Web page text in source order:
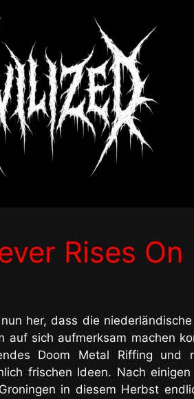
Rises On
her, dass die niederländische
auf sich aufmerksam machen
Doom Metal Riffing und
frischen Ideen. Nach
in diesem Herbst